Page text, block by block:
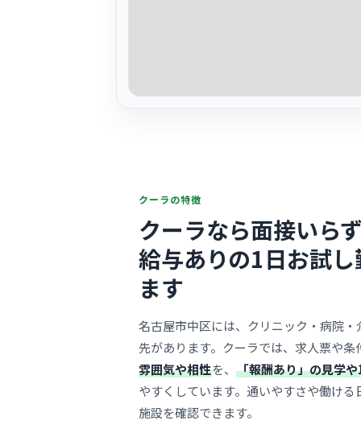
クーラの特徴
クーラなら面接いら
給与ありの1日お試
ます
名古屋市中区には、クリニック・病院
先があります。クーラでは、求人票や
雰囲気や相性を、 「報酬あり」の見学
やすくしています。通いやすさや働け
施設を確認できます。